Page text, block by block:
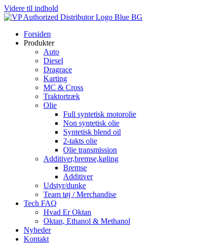
Videre til indhold
Forsiden
Produkter
Auto
Diesel
Dragrace
Karting
MC & Cross
Traktortræk
Olie
Full syntetisk motorolie
Non syntetisk olie
Syntetisk blend oil
2-takts olie
Olie transmission
Additiver,bremse,køling
Bremse
Additiver
Udstyr/dunke
Team tøj / Merchandise
Tech FAQ
Hvad Er Oktan
Oktan, Ethanol & Methanol
Nyheder
Kontakt